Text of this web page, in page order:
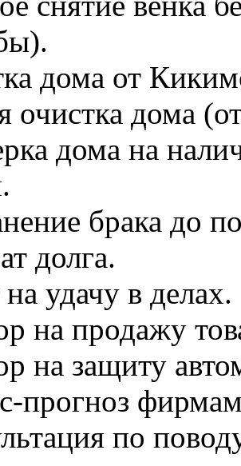
дома от
дома
дома на
брака до
долга.
удачу в делах.
на продажу
на защиту
прогноз
по